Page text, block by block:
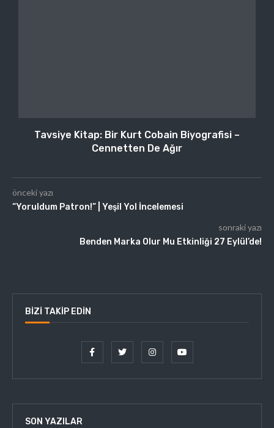
Tavsiye Kitap: Bir Kurt Cobain Biyografisi –
Cennetten De Ağır
önceki yazı
“Yoruldum Patron!” | Yeşil Yol İncelemesi
sonraki yazı
Benden Marka Olur Mu Etkinliği 27 Eylül’de!
BIZI TAKIP EDIN
SON YAZILAR